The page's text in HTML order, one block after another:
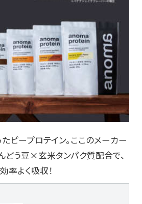
ピープロテイン。ここのメーカー
どう豆×玄米タンパク質配合で、
率よく吸収！